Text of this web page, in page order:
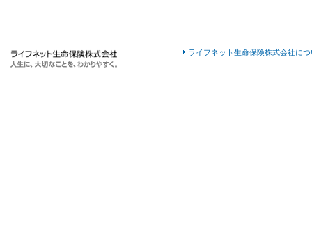
ライフネット生命保険株式会社に